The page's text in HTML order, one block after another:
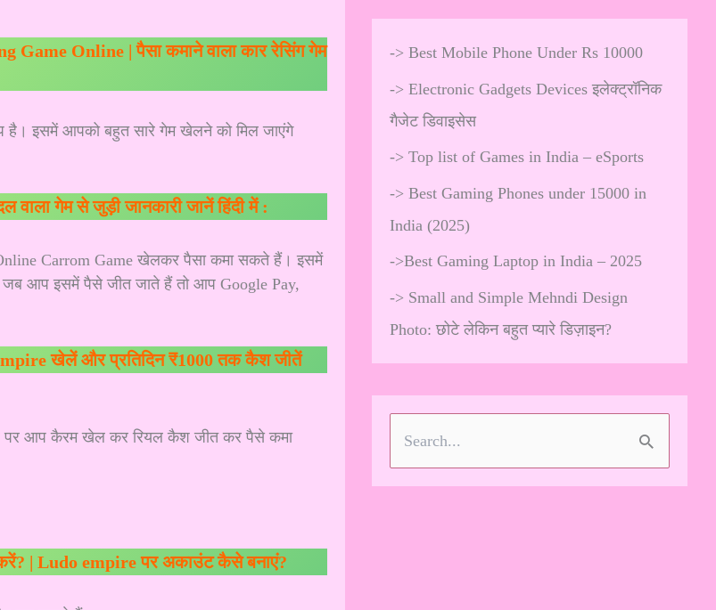
Game Online | पैसा कमाने वाला कार रेसिंग गेम
है। इसमें आपको बहुत सारे गेम खेलने को मिल जाएंगे
गेम से जुड़ी जानकारी जानें हिंदी में :
Carrom Game खेलकर पैसा कमा सकते हैं। इसमें
आप इसमें पैसे जीत जाते हैं तो आप Google Pay,
खेलें और प्रतिदिन ₹1000 तक कैश जीतें
पर आप कैरम खेल कर रियल कैश जीत कर पैसे कमा
| Ludo empire पर अकाउंट कैसे बनाएं?
-> Best Mobile Phone Under Rs 10000
-> Electronic Gadgets Devices इलेक्ट्रॉनिक
गैजेट डिवाइसेस
-> Top list of Games in India – eSports
-> Best Gaming Phones under 15000 in
India (2025)
->Best Gaming Laptop in India – 2025
-> Small and Simple Mehndi Design
Photo: छोटे लेकिन बहुत प्यारे डिज़ाइन?